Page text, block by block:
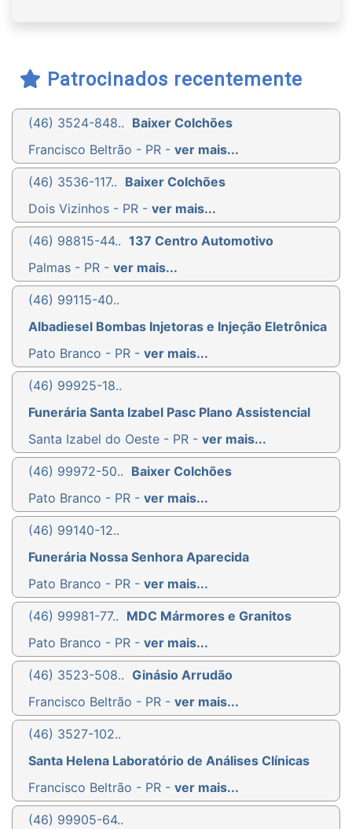
Patrocinados recentemente
(46) 3524-848.. Baixer Colchões
Francisco Beltrão - PR - ver mais...
(46) 3536-117.. Baixer Colchões
Dois Vizinhos - PR - ver mais...
(46) 98815-44.. 137 Centro Automotivo
Palmas - PR - ver mais...
(46) 99115-40..
Albadiesel Bombas Injetoras e Injeção Eletrônica
Pato Branco - PR - ver mais...
(46) 99925-18..
Funerária Santa Izabel Pasc Plano Assistencial
Santa Izabel do Oeste - PR - ver mais...
(46) 99972-50.. Baixer Colchões
Pato Branco - PR - ver mais...
(46) 99140-12..
Funerária Nossa Senhora Aparecida
Pato Branco - PR - ver mais...
(46) 99981-77.. MDC Mármores e Granitos
Pato Branco - PR - ver mais...
(46) 3523-508.. Ginásio Arrudão
Francisco Beltrão - PR - ver mais...
(46) 3527-102..
Santa Helena Laboratório de Análises Clínicas
Francisco Beltrão - PR - ver mais...
(46) 99905-64..